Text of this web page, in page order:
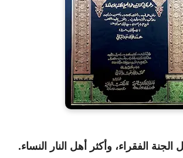
الجنة الفقراء، وأكثر أهل النار النساء.